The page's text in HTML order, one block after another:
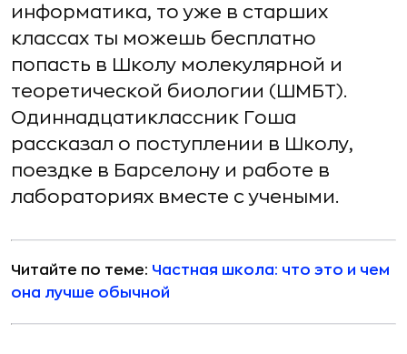
информатика, то уже в старших
классах ты можешь бесплатно
попасть в Школу молекулярной и
теоретической биологии (ШМБТ).
Одиннадцатиклассник Гоша
рассказал о поступлении в Школу,
поездке в Барселону и работе в
лабораториях вместе с учеными.
Читайте по теме: Частная школа: что это и чем
она лучше обычной